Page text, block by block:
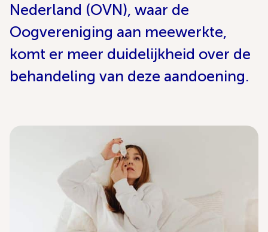
Nederland (OVN), waar de
Oogvereniging aan meewerkte,
komt er meer duidelijkheid over de
behandeling van deze aandoening.